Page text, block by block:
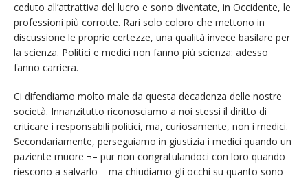
ceduto all’attrattiva del lucro e sono diventate, in Occidente, le
professioni più corrotte. Rari solo coloro che mettono in
discussione le proprie certezze, una qualità invece basilare per
la scienza. Politici e medici non fanno più scienza: adesso
fanno carriera.
Ci difendiamo molto male da questa decadenza delle nostre
società. Innanzitutto riconosciamo a noi stessi il diritto di
criticare i responsabili politici, ma, curiosamente, non i medici.
Secondariamente, perseguiamo in giustizia i medici quando un
paziente muore ¬– pur non congratulandoci con loro quando
riescono a salvarlo – ma chiudiamo gli occhi su quanto sono